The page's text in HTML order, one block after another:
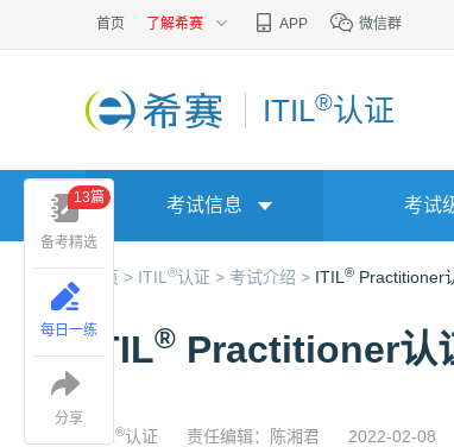
首页 了解希赛 APP 微信群
ITIL®认证
考试信息 考试
首页 > ITIL®认证 > 考试介绍 > ITIL® Practitioner
ITIL® Practitioner认
ITIL®认证 责任编辑：陈湘君 2022-02-08
备考精选
13篇
每日一练
分享